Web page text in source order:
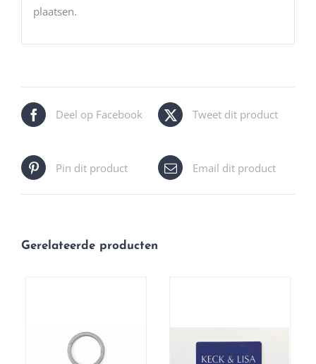
plaatsen.
Deel op Facebook Tweet dit product
Pin dit product Email dit product
Gerelateerde producten